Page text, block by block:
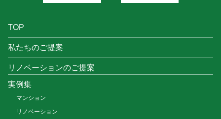
TOP
私たちのご提案
リノベーションのご提案
実例集
マンション
リノベーション